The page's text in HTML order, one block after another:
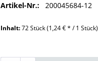
Artikel-Nr.: 200045684-12
Inhalt:72 Stück(1,24 € * / 1 Stück)